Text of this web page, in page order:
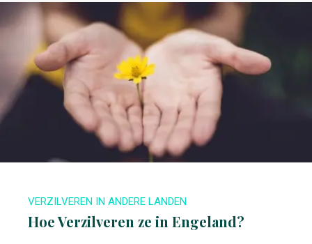
VERZILVEREN IN ANDERE LANDEN
Hoe Verzilveren ze in Engeland?